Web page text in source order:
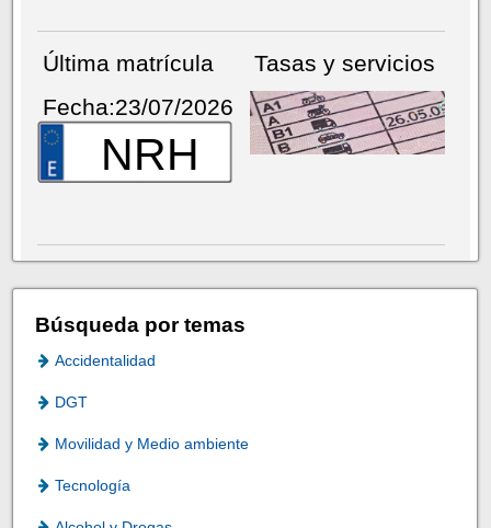
Última matrícula
Fecha:23/07/2026
NRH
Tasas y servicios
Búsqueda por temas
Accidentalidad
DGT
Movilidad y Medio ambiente
Tecnología